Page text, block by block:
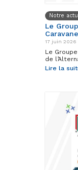
Notre
Le
17 juin 2026
Le
de
Lire la